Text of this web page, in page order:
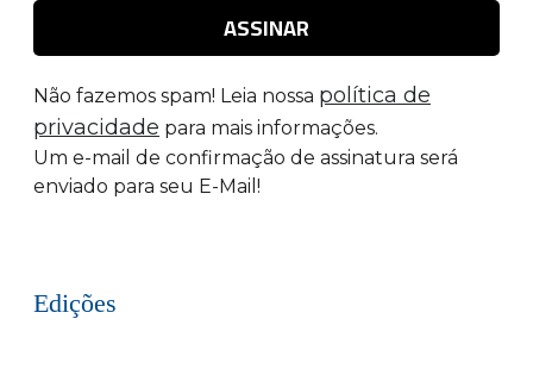
Não fazemos spam! Leia nossa política de
privacidade para mais informações.
Um e-mail de confirmação de assinatura será
enviado para seu E-Mail!
Edições